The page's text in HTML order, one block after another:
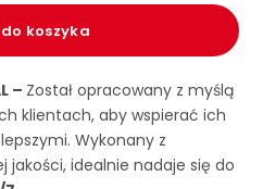
koszyka
– Został opracowany z myślą
klientach, aby wspierać ich
Wykonany z
jakości, idealnie nadaje się do